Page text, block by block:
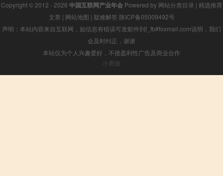
Copyright © 2012 - 2026 中国互联网产业年会Powered by 网站分类目录 | 精选推荐
文章 | 网站地图 | 疑难解答 陕ICP备05009492号
声明：本站内容来自互联网，如信息有错误可发邮件到f_fb#foxmail.com说明，我们
会及时纠正，谢谢
本站仅为个人兴趣爱好，不接盈利性广告及商业合作
小男孩